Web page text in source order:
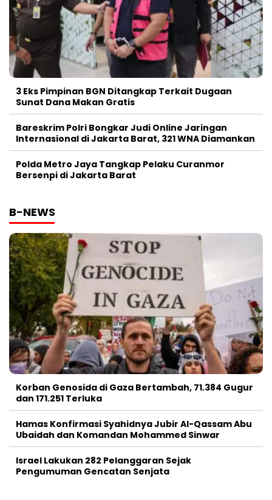
3 Eks Pimpinan BGN Ditangkap Terkait Dugaan
Sunat Dana Makan Gratis
Bareskrim Polri Bongkar Judi Online Jaringan
Internasional di Jakarta Barat, 321 WNA Diamankan
Polda Metro Jaya Tangkap Pelaku Curanmor
Bersenpi di Jakarta Barat
B-NEWS
Korban Genosida di Gaza Bertambah, 71.384 Gugur
dan 171.251 Terluka
Hamas Konfirmasi Syahidnya Jubir Al-Qassam Abu
Ubaidah dan Komandan Mohammed Sinwar
Israel Lakukan 282 Pelanggaran Sejak
Pengumuman Gencatan Senjata